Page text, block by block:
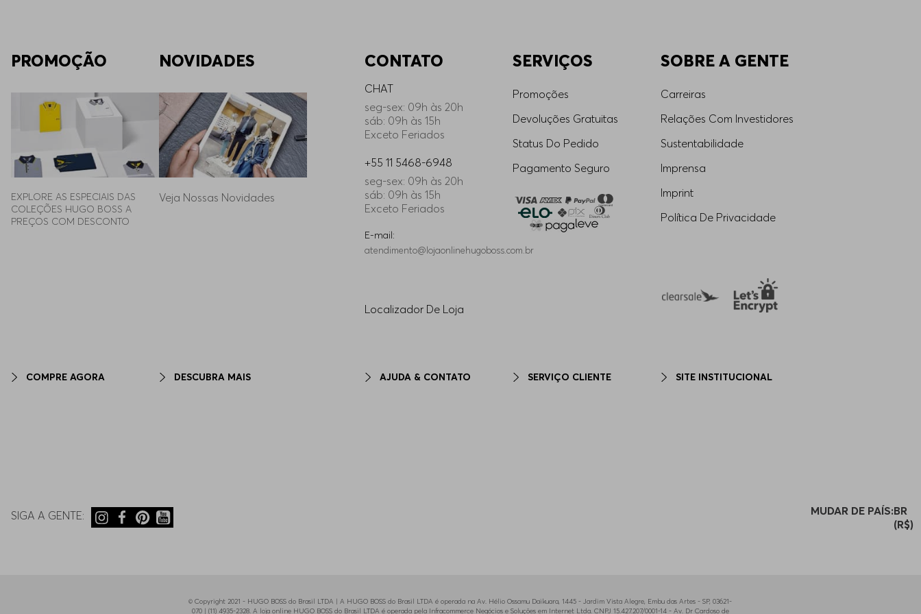
PROMOÇÃO
EXPLORE AS ESPECIAIS DAS
COLEÇÕES HUGO BOSS A
PREÇOS COM DESCONTO
COMPRE AGORA
NOVIDADES
Veja Nossas Novidades
DESCUBRA MAIS
CONTATO
CHAT
seg-sex: 09h às 20h
sáb: 09h às 15h
Exceto Feriados
+55 11 5468-6948
seg-sex: 09h às 20h
sáb: 09h às 15h
Exceto Feriados
E-mail:
atendimento@lojaonlinehugoboss.com.br
Localizador De Loja
AJUDA & CONTATO
SERVIÇOS
Promoções
Devoluções Gratuitas
Status Do Pedido
Pagamento Seguro
SERVIÇO CLIENTE
SOBRE A GENTE
Carreiras
Relações Com Investidores
Sustentabilidade
Imprensa
Imprint
Política De Privacidade
SITE INSTITUCIONAL
SIGA A GENTE: MUDAR DE PAÍS:BR
(R$)
© Copyright 2021 - HUGO BOSS do Brasil LTDA | A HUGO BOSS do Brasil LTDA é operada na Av. Hélio Ossamu Daikuara, 1445 - Jardim Vista Alegre, Embu das Artes - SP, 03621-
070 | (11) 4935-2328. A loja online HUGO BOSS do Brasil LTDA é operada pela Infracommerce Negócios e Soluções em Internet Ltda. CNPJ 15.427.207/0001-14 - Av. Dr Cardoso de